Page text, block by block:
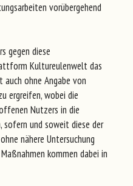
vorübergehend
gegen diese
Kultureulenwelt das
auch ohne Angabe von
ergreifen, wobei die
Nutzers in die
sofern und soweit diese der
nähere Untersuchung
kommen dabei in